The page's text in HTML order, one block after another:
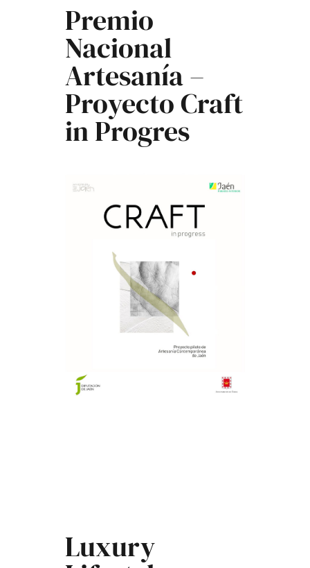
Premio
Nacional
Artesanía –
Proyecto Craft
in Progres
Luxury